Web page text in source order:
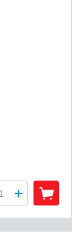
+